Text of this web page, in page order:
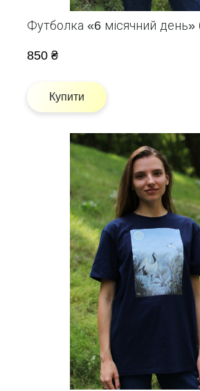
Футболка «6 місячний день»
850 ₴
Купити